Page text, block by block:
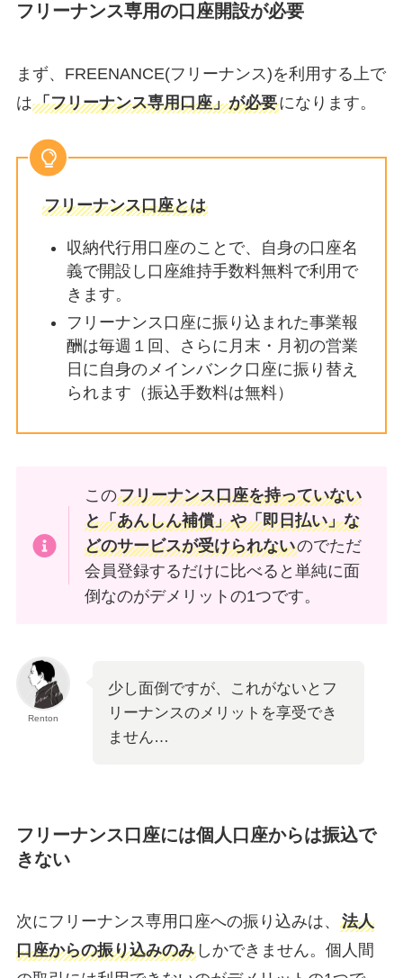
フリーナンス専用の口座開設が必要
まず、FREENANCE(フリーナンス)を利用する上で
は「フリーナンス専用口座」が必要になります。
フリーナンス口座とは
収納代行用口座のことで、自身の口座名
義で開設し口座維持手数料無料で利用で
きます。
フリーナンス口座に振り込まれた事業報
酬は毎週１回、さらに月末・月初の営業
日に自身のメインバンク口座に振り替え
られます（振込手数料は無料）
このフリーナンス口座を持っていない
と「あんしん補償」や「即日払い」な
どのサービスが受けられないのでただ
会員登録するだけに比べると単純に面
倒なのがデメリットの1つです。
Renton
少し面倒ですが、これがないとフ
リーナンスのメリットを享受でき
ません…
フリーナンス口座には個人口座からは振込で
きない
次にフリーナンス専用口座への振り込みは、 法人
口座からの振り込みのみしかできません。個人間